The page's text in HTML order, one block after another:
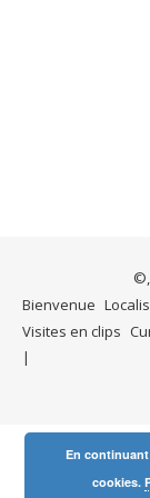
Bienvenue
Visites en clips
En
cookies.